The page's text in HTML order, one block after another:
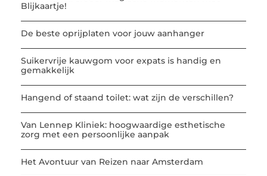
Blijkaartje!
De beste oprijplaten voor jouw aanhanger
Suikervrije kauwgom voor expats is handig en
gemakkelijk
Hangend of staand toilet: wat zijn de verschillen?
Van Lennep Kliniek: hoogwaardige esthetische
zorg met een persoonlijke aanpak
Het Avontuur van Reizen naar Amsterdam